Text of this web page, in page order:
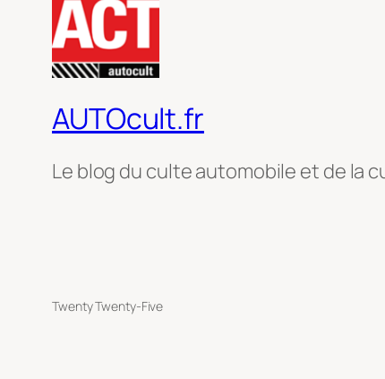
AUTOcult.fr
Le blog du culte automobile et de la
Twenty Twenty-Five